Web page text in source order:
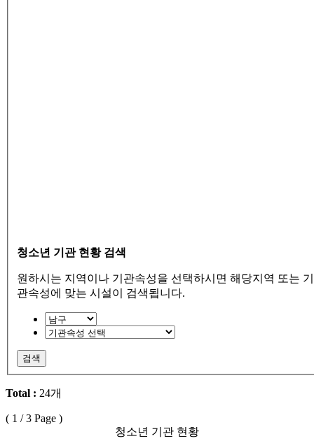
청소년 기관 현황 검색
원하시는 지역이나 기관속성을 선택하시면 해당지역 또는 기
관속성에 맞는 시설이 검색됩니다.
검색
Total : 24개
( 1 / 3 Page )
청소년 기관 현황